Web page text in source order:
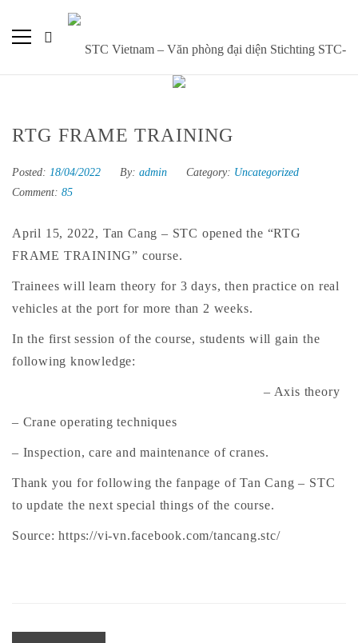
RTG FRAME TRAINING
Posted: 18/04/2022 By: admin Category: Uncategorized
Comment: 85
April 15, 2022, Tan Cang – STC opened the “RTG
FRAME TRAINING” course.
Trainees will learn theory for 3 days, then practice on real
vehicles at the port for more than 2 weeks.
In the first session of the course, students will gain the
following knowledge:
– Axis theory
– Crane operating techniques
– Inspection, care and maintenance of cranes.
Thank you for following the fanpage of Tan Cang – STC
to update the next special things of the course.
Source:https://vi-vn.facebook.com/tancang.stc/